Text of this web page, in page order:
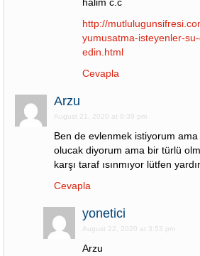
http://
yumusatma-isteyenler-
edin.html
Cevapla
Arzu
August 21, 2020 at 9:39 pm
Ben de evlenmek istiyorum
olucak diyorum ama bir türlü
karşı taraf ısınmıyor lütfen
Cevapla
yonetici
August 22, 2020 at 3:53 pm
Arzu